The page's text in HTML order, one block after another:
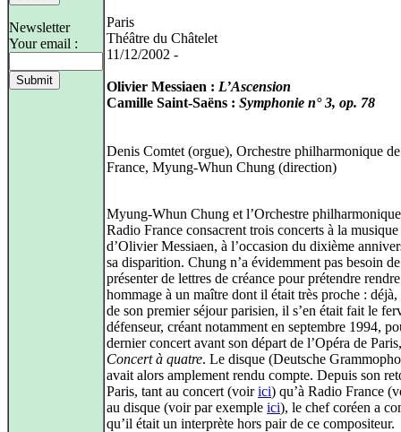
Newsletter
Your email :
Paris
Théâtre du Châtelet
11/12/2002 -
Olivier Messiaen : L’Ascension
Camille Saint-Saëns : Symphonie n° 3, op. 78
Denis Comtet (orgue), Orchestre philharmonique
France, Myung-Whun Chung (direction)
Myung-Whun Chung et l’Orchestre
Radio France consacrent trois concerts à la musique
d’Olivier Messiaen, à l’occasion du dixième
sa disparition. Chung n’a évidemment pas besoin de
présenter de lettres de créance pour prétendre
hommage à un maître dont il était très proche : déjà,
de son premier séjour parisien, il s’en était fait le
défenseur, créant notamment en septembre 1994,
dernier concert avant son départ de l’Opéra de
Concert à quatre. Le disque (Deutsche
avait alors amplement rendu compte. Depuis son
Paris, tant au concert (voirici) qu’à Radio France
au disque (voir par exemple ici), le chef coréen a
qu’il était un interprète hors pair de ce compositeur.